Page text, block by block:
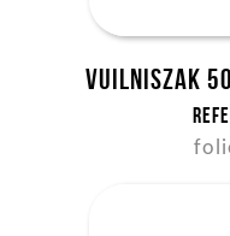
Vuilniszak